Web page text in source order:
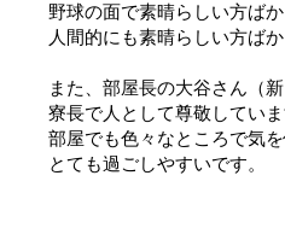
野球の面で素晴らしい方ば
人間的にも素晴らしい方ば
また、部屋長の大谷さん（
寮長で人として尊敬してい
部屋でも色々なところで気
とても過ごしやすいです。